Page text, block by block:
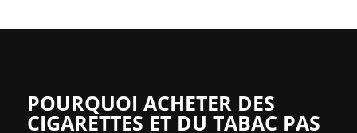
POURQUOI ACHETER DES
CIGARETTES ET DU TABAC PAS